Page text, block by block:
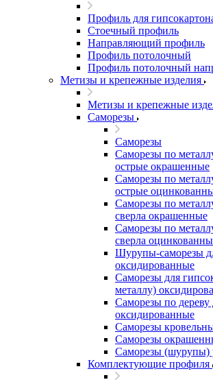
Профиль для
Стоечный профиль
Направляющий профиль
Профиль потолочный
Профиль потолочный
Метизы и крепежные изделия
Метизы и крепежные
Саморезы
Саморезы
Саморезы по
острые окрашенные
Саморезы по
острые
Саморезы по
сверла окрашенные
Саморезы по
сверла
Шурупы-саморезы
оксидированные
Саморезы для
металлу)
Саморезы по дереву
оксидированные
Саморезы
Саморезы
Саморезы (шурупы)
Комплектующие профиля